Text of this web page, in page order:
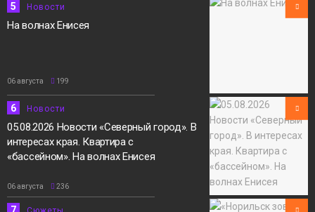
5 Новости
На волнах Енисея
06 августа 199
6 Новости
05.08.2026 Новости «Северный город». В
интересах края. Квартира с
«бассейном». На волнах Енисея
06 августа 236